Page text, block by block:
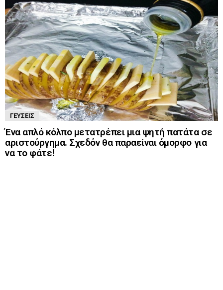
ΓΕΎΣΕΙΣ
Ένα απλό κόλπο μετατρέπει μια ψητή πατάτα σε
αριστούργημα. Σχεδόν θα παραείναι όμορφο για
να το φάτε!